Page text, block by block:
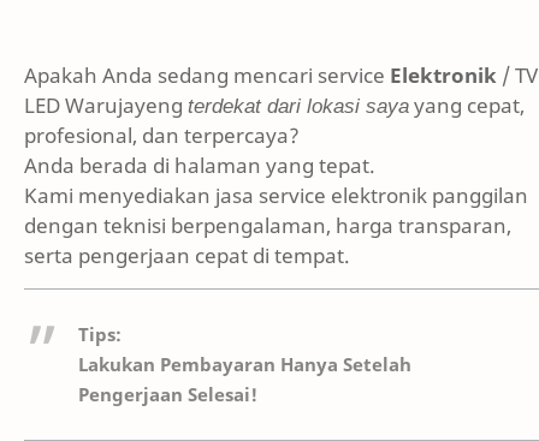
Apakah Anda sedang mencari service Elektronik / TV
LED Warujayeng terdekat dari lokasi sayayang cepat,
profesional, dan terpercaya?
Anda berada di halaman yang tepat.
Kami menyediakan jasa service elektronik panggilan
dengan teknisi berpengalaman, harga transparan,
serta pengerjaan cepat di tempat.
Tips:
Lakukan Pembayaran Hanya Setelah
Pengerjaan Selesai!